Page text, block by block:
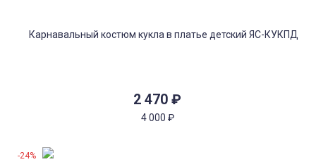
2 470 ₽
4 000 ₽
-24%